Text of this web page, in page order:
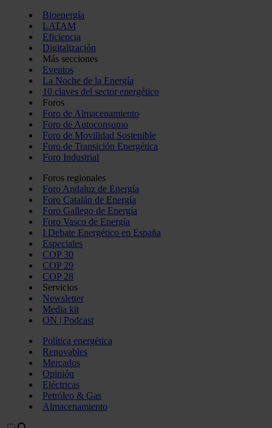
Bioenergía
LATAM
Eficiencia
Digitalización
Más secciones
Eventos
La Noche de la Energía
10 claves del sector energético
Foros
Foro de Almacenamiento
Foro de Autoconsumo
Foro de Movilidad Sostenible
Foro de Transición Energética
Foro Industrial
Foros regionales
Foro Andaluz de Energía
Foro Catalán de Energía
Foro Gallego de Energía
Foro Vasco de Energía
I Debate Energético en España
Especiales
COP 30
COP 29
COP 28
Servicios
Newsletter
Media kit
ON | Podcast
Política energética
Renovables
Mercados
Opinión
Eléctricas
Petróleo & Gas
Almacenamiento